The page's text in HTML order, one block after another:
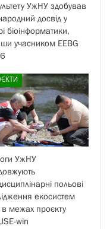
УжНУ здобував
досвід у
біоінформатики,
учасником EEBG
УжНУ
польові
екосистем
межах проєкту
win